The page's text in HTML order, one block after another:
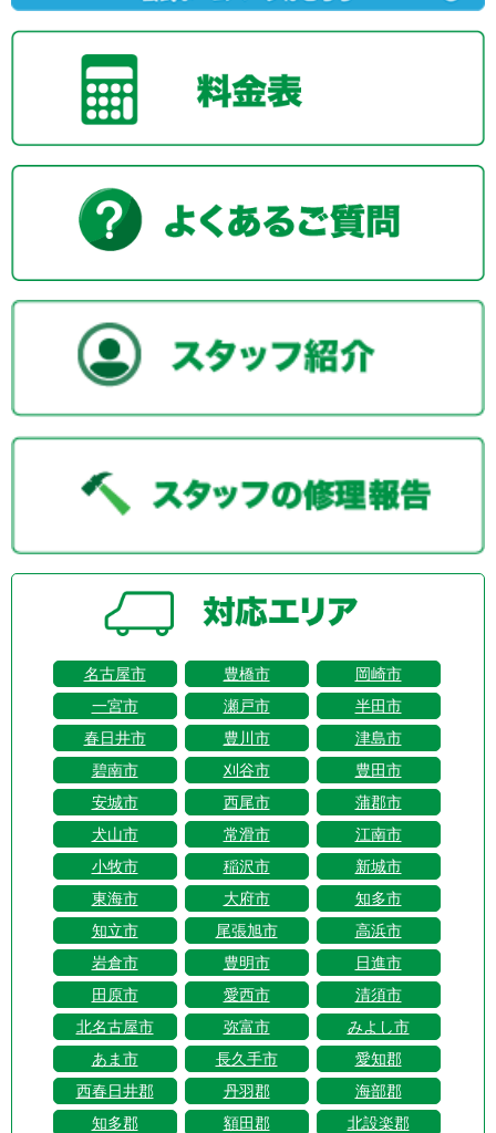
名古屋市 豊橋市
岡崎市
一宮市
瀬戸市
半田市
春日井市
豊川市
津島市
碧南市
刈谷市
豊田市
安城市
西尾市
蒲郡市
犬山市
常滑市
江南市
小牧市
稲沢市
新城市
東海市
大府市
知多市
知立市
尾張旭市
高浜市
岩倉市
豊明市
日進市
田原市
愛西市
清須市
北名古屋市
弥富市
みよし市
あま市
長久手市
愛知郡
西春日井郡
丹羽郡
海部郡
知多郡
額田郡 北設楽郡